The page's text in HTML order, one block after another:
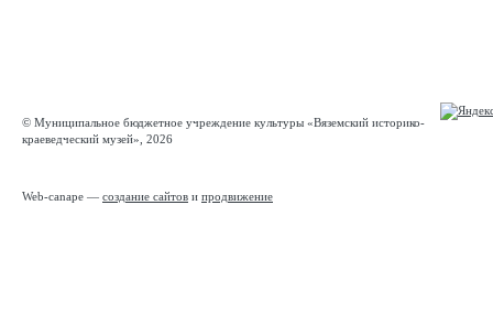
© Муниципальное бюджетное учреждение культуры «Вяземский историко-
краеведческий музей», 2026
Web-canape — создание сайтов и продвижение